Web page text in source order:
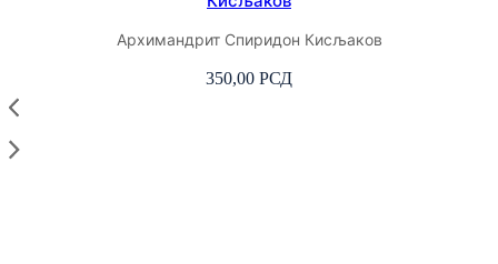
Архимандрит Спиридон Кисљаков
350,00 РСД